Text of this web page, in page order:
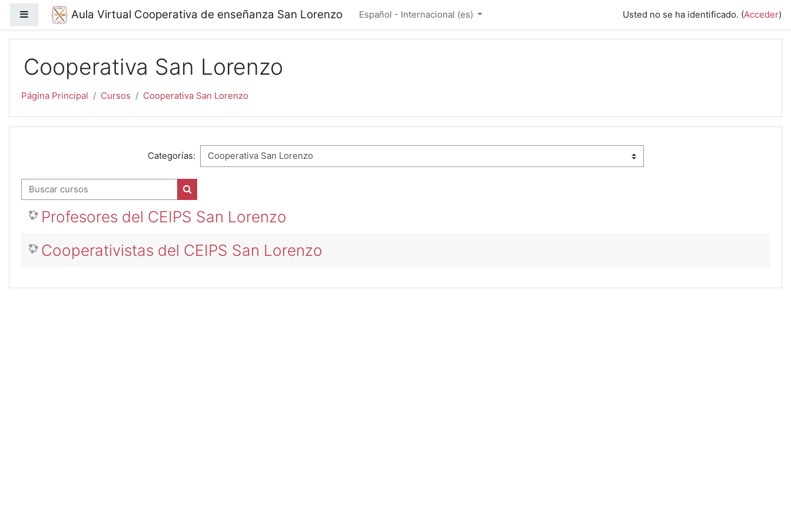
Salta al contenido principal
Panel lateralAula Virtual Cooperativa de enseñanza San Lorenzo Español - Internacional ‎(es)‎ Usted no se ha identificado. (Acceder)
Cooperativa San Lorenzo
Página Principal Cursos Cooperativa San Lorenzo
Categorías:
Buscar cursos
Buscar cursos
Profesores del CEIPS San Lorenzo
Cooperativistas del CEIPS San Lorenzo